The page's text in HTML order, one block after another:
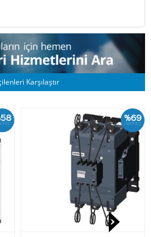
Ürünler
Karşılaştır
%69
İskonto